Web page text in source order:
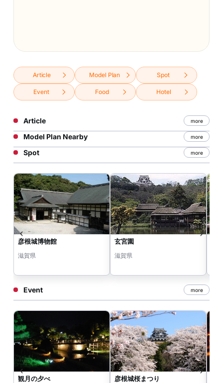
Article Model Plan Spot
Event Food Hotel
Article more
Model Plan Nearby more
Spot more
彦根城博物館
滋賀県
玄宮園
滋賀県
Event more
観月の夕べ 彦根城桜まつり